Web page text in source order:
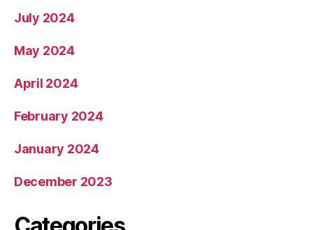
July 2024
May 2024
April 2024
February 2024
January 2024
December 2023